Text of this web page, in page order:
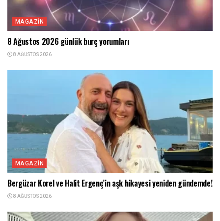
MAGAZIN
8 Ağustos 2026 günlük burç yorumları
8 AĞUSTOS 2026
MAGAZIN
Bergüzar Korel ve Halit Ergenç’in aşk hikayesi yeniden gündemde!
8 AĞUSTOS 2026